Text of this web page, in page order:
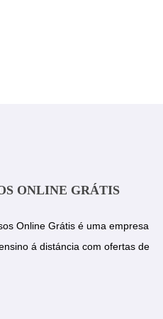
ONLINE GRÁTIS
Online Grátis é uma empresa
á distáncia com ofertas de